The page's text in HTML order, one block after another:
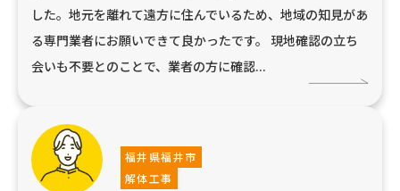
した。地元を離れて遠方に住んでいるため、地域の知見があ
る専門業者にお願いできて良かったです。 現地確認の立ち
会いも不要とのことで、業者の方に確認...
福井県福井市
解体工事